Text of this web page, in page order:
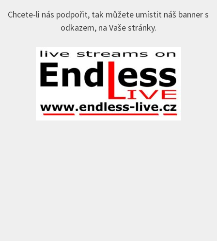
Chcete-li nás podpořit, tak můžete umístit náš banner s
odkazem, na Vaše stránky.